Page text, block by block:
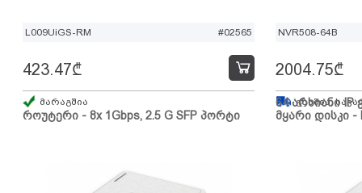
L009UiGS-RM #02565
როუტერი - 8x 1Gbps, 2.5 G SFP პორტი
423.47₾
მარაგშია
NVR508-64B
64 არხიანი IP
მყარი დისკი -
2004.75₾
გზაშია,